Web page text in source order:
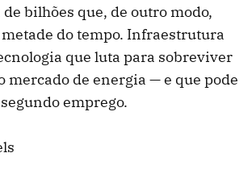
bilhões que, de outro modo,
do tempo. Infraestrutura
que luta para sobreviver
mercado de energia — e que pode
emprego.